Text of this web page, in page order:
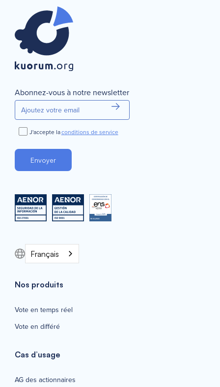
Abonnez-vous à notre newsletter
J'accepte laconditions de service
Français
Nos produits
Vote en temps réel
Vote en différé
Cas d’usage
AG des actionnaires